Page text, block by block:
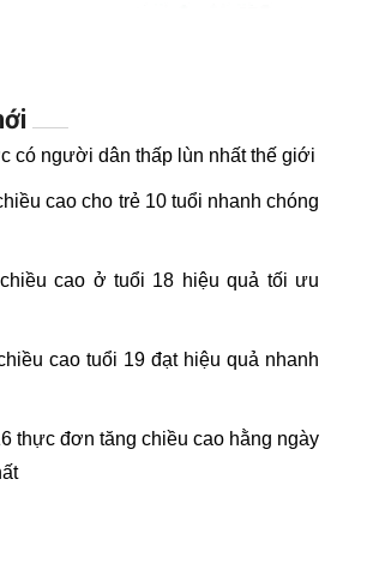
có người dân thấp lùn nhất thế giới
cao cho trẻ 10 tuổi nhanh chóng
cao ở tuổi 18 hiệu quả tối ưu
cao tuổi 19 đạt hiệu quả nhanh
thực đơn tăng chiều cao hằng ngày